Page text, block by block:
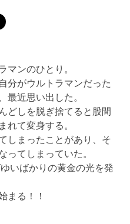
マンのひとり。
分がウルトラマンだった
最近思い出した。
どしを脱ぎ捨てると股間
れて変身する。
しまったことがあり、そ
ってしまっていた。
いばかりの黄金の光を発
まる！！